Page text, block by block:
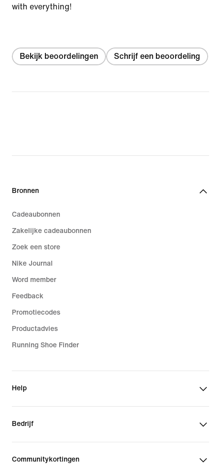
with everything!
Bekijk beoordelingen Schrijf een beoordeling
Bronnen
Cadeaubonnen
Zakelijke cadeaubonnen
Zoek een store
Nike Journal
Word member
Feedback
Promotiecodes
Productadvies
Running Shoe Finder
Help
Bedrijf
Communitykortingen